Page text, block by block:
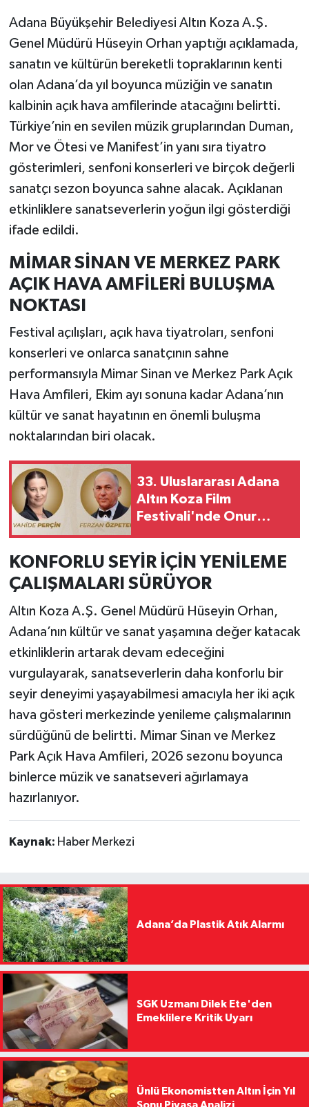
Adana Büyükşehir Belediyesi Altın Koza A.Ş.
Genel Müdürü Hüseyin Orhan yaptığı açıklamada,
sanatın ve kültürün bereketli topraklarının kenti
olan Adana’da yıl boyunca müziğin ve sanatın
kalbinin açık hava amfilerinde atacağını belirtti.
Türkiye’nin en sevilen müzik gruplarından Duman,
Mor ve Ötesi ve Manifest’in yanı sıra tiyatro
gösterimleri, senfoni konserleri ve birçok değerli
sanatçı sezon boyunca sahne alacak. Açıklanan
etkinliklere sanatseverlerin yoğun ilgi gösterdiği
ifade edildi.
MİMAR SİNAN VE MERKEZ PARK
AÇIK HAVA AMFİLERİ BULUŞMA
NOKTASI
Festival açılışları, açık hava tiyatroları, senfoni
konserleri ve onlarca sanatçının sahne
performansıyla Mimar Sinan ve Merkez Park Açık
Hava Amfileri, Ekim ayı sonuna kadar Adana’nın
kültür ve sanat hayatının en önemli buluşma
noktalarından biri olacak.
33. Uluslararası Adana
Altın Koza Film
Festivali'nde Onur
Açıklandı
KONFORLU SEYİR İÇİN YENİLEME
ÇALIŞMALARI SÜRÜYOR
Altın Koza A.Ş. Genel Müdürü Hüseyin Orhan,
Adana’nın kültür ve sanat yaşamına değer katacak
etkinliklerin artarak devam edeceğini
vurgulayarak, sanatseverlerin daha konforlu bir
seyir deneyimi yaşayabilmesi amacıyla her iki açık
hava gösteri merkezinde yenileme çalışmalarının
sürdüğünü de belirtti. Mimar Sinan ve Merkez
Park Açık Hava Amfileri, 2026 sezonu boyunca
binlerce müzik ve sanatseveri ağırlamaya
hazırlanıyor.
Kaynak: Haber Merkezi
Adana’da Plastik Atık Alarmı
SGK Uzmanı Dilek Ete'den
Emeklilere Kritik Uyarı
Ünlü Ekonomistten Altın İçin Yıl
Sonu Piyasa Analizi